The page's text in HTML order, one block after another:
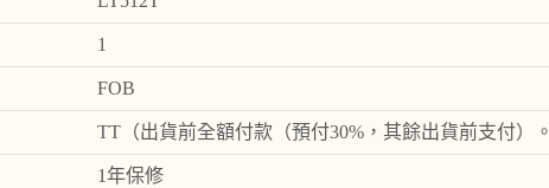
1
FOB
TT（出貨前全額付款（預付30%，其餘出貨前支付）。
1年保修